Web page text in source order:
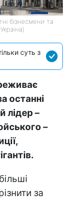
бізнесмени та
суть з
останні
лідер –
–
за